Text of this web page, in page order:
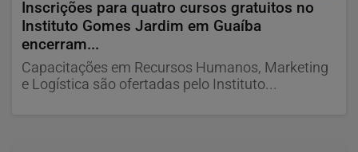
Inscrições para quatro cursos gratuitos no
Instituto Gomes Jardim em Guaíba
encerram...
Capacitações em Recursos Humanos, Marketing
e Logística são ofertadas pelo Instituto...